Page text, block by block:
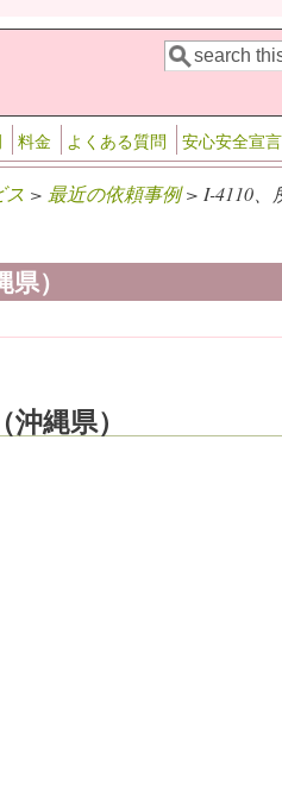
検索フォ
検索
料金 よくある質問 安心安全宣言
ス > 最近の依頼事例> I-4110、
）
縄県）